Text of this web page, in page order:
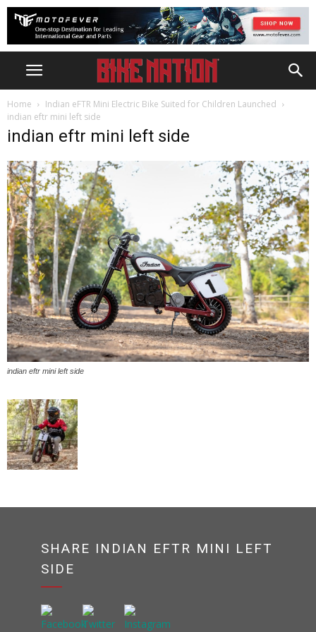
Home
Indian eFTR Mini Electric Bike Suited for Children Launched
indian eftr mini left side
indian eftr mini left side
indian eftr mini left side
SHARE INDIAN EFTR MINI LEFT
SIDE